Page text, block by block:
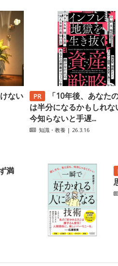
ない
「10年後、あなた
は半分になるかもしれ
今知らないと手遅...
知識・教養 | 26.3.16
満